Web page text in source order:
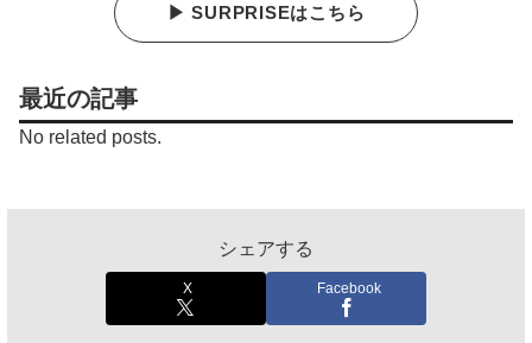
▶ SURPRISEはこちら
最近の記事
No related posts.
シェアする
X Facebook